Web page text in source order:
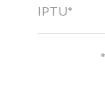
IPTU*